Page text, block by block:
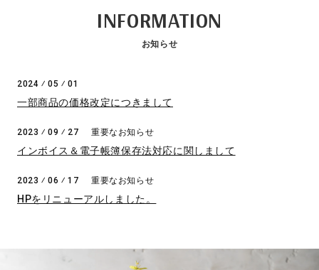
INFORMATION
お知らせ
2024 ⁄ 05 ⁄ 01
一部商品の価格改定につきまして
2023 ⁄ 09 ⁄ 27 重要なお知らせ
インボイス＆電子帳簿保存法対応に関しまして
2023 ⁄ 06 ⁄ 17 重要なお知らせ
HPをリニューアルしました。